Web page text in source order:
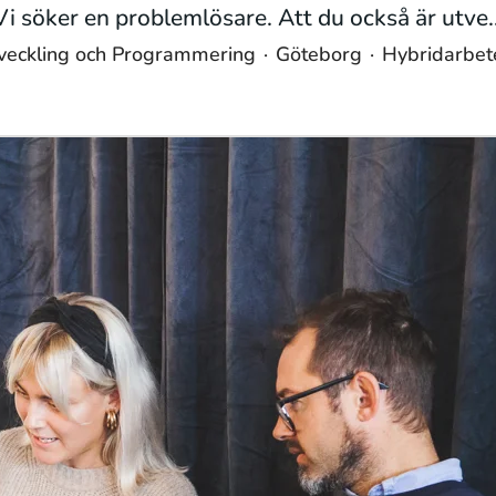
söker en problemlösare. Att du också är
och Programmering · Göteborg ·